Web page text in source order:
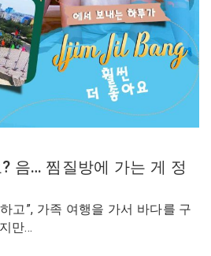
음… 찜질방에 가는 게 정
고”, 가족 여행을 가서 바다를 구
만…